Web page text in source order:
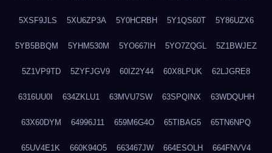
5XSF9JLS 5XU6ZP3A 5Y0HCRBH 5Y1QS60T 5Y86UZX6
5YB5BBQM 5YHM530M 5YO667IH 5YO7ZQGL 5Z1BWJEZ
5Z1VP9TD 5ZYFJGV9 60IZ2Y44 60X8LPUK 62LJGRE8
6316UU0I 634ZKLU1 63MVU7SW 63SPQINX 63WDQUHH
63X60DYM 64996J11 659M6G4O 65TIBAG5 65TN6NPQ
65UV4E1K 660K94O5 663467JW 664ESOLH 664FNVV4